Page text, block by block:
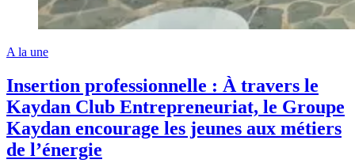
A la une
Insertion professionnelle : À travers le
Kaydan Club Entrepreneuriat, le Groupe
Kaydan encourage les jeunes aux métiers
de l’énergie